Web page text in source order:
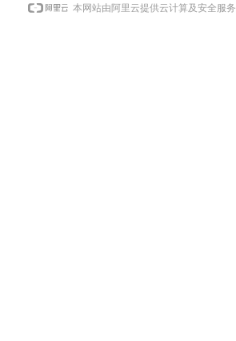
本网站由阿里云提供云计算及安全服务